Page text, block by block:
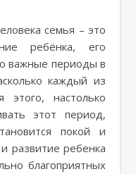
семья – это
ребёнка, его
важные периоды в
каждый из
настолько
этот период,
покой и
развитие ребенка
благоприятных